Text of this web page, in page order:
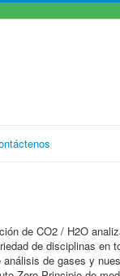
de CO2 / H2O
de disciplinas en
de gases y